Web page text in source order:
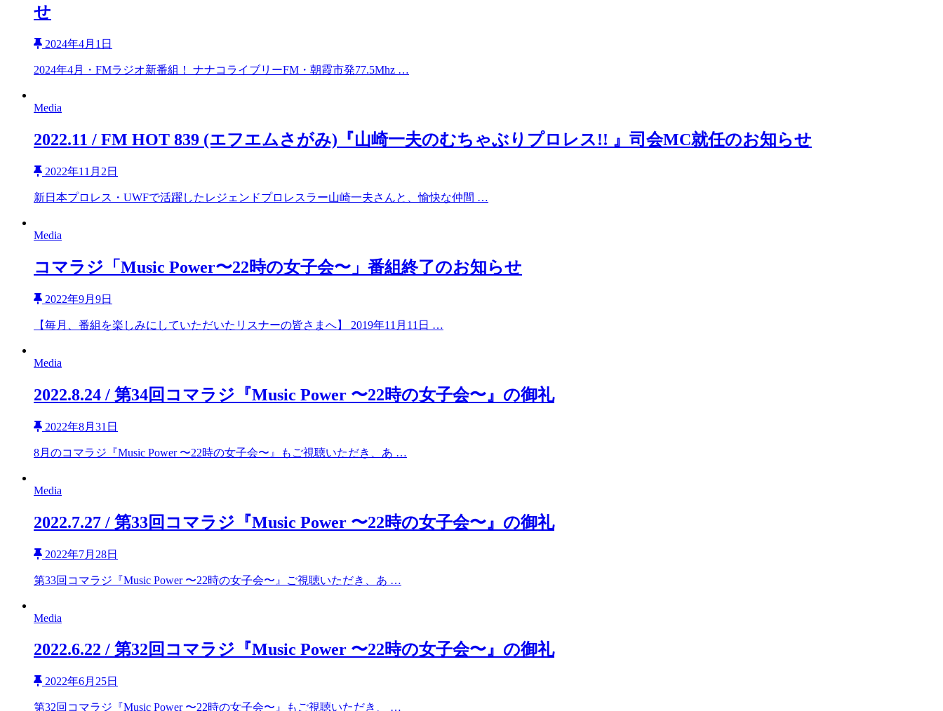
せ
2024年4月1日
2024年4月・FMラジオ新番組！ ナナコライブリーFM・朝霞市発77.5Mhz …
Media
2022.11 / FM HOT 839 (エフエムさがみ)『山崎一夫のむちゃぶりプロレス!! 』司会MC就任のお知らせ
2022年11月2日
新日本プロレス・UWFで活躍したレジェンドプロレスラー山崎一夫さんと、愉快な仲間 …
Media
コマラジ「Music Power〜22時の女子会〜」番組終了のお知らせ
2022年9月9日
【毎月、番組を楽しみにしていただいたリスナーの皆さまへ】 2019年11月11日 …
Media
2022.8.24 / 第34回コマラジ『Music Power 〜22時の女子会〜』の御礼
2022年8月31日
8月のコマラジ『Music Power 〜22時の女子会〜』もご視聴いただき、あ …
Media
2022.7.27 / 第33回コマラジ『Music Power 〜22時の女子会〜』の御礼
2022年7月28日
第33回コマラジ『Music Power 〜22時の女子会〜』ご視聴いただき、あ …
Media
2022.6.22 / 第32回コマラジ『Music Power 〜22時の女子会〜』の御礼
2022年6月25日
第32回コマラジ『Music Power 〜22時の女子会〜』もご視聴いただき、 …